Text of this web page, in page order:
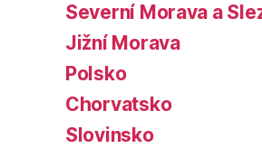
Severní Morava a
Jižní Morava
Polsko
Chorvatsko
Slovinsko